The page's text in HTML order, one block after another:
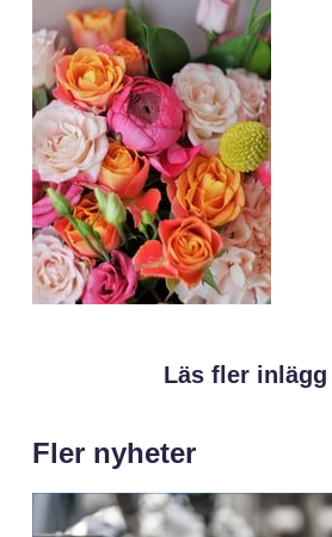
Läs fler inlägg
Fler nyheter